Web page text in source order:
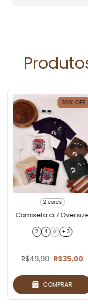
30%OFF
2 cores
Camiseta cr7
2 4 6 + 3
R$49,90 R$35,00
COMPRAR